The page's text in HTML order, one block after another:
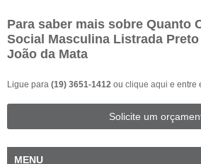
Para saber mais sobre Quanto
Social Masculina Listrada
João da Mata
Ligue para (19) 3651-1412 ou clique aqui e entre
Solicite um
MENU